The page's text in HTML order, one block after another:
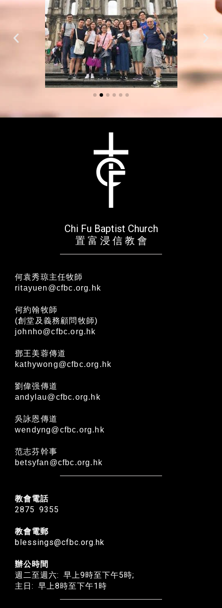
Chi Fu Baptist Church
置 富 浸 信 教 會
何袁秀琼主任牧師
ritayuen@cfbc.org.hk
何約翰牧師
(創堂及義務顧問牧師)
johnho@cfbc.org.hk
鄧王美蓉傳道
kathywong@cfbc.org.hk
劉偉强傳道
andylau@cfbc.org.hk
吳詠恩傳道
wendyng@cfbc.org.hk
范志芬幹事
betsyfan@cfbc.org.hk
教會電話
2875 9355
教會電郵
blessings@cfbc.org.hk
辦公時間
週二至週六: 早上9時至下午5時;
主日: 早上8時至下午1時